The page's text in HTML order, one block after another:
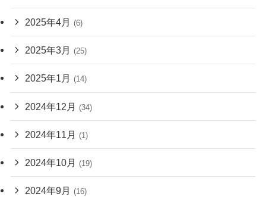
2025年4月 (6)
2025年3月 (25)
2025年1月 (14)
2024年12月 (34)
2024年11月 (1)
2024年10月 (19)
2024年9月 (16)